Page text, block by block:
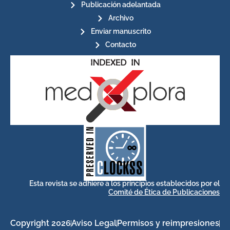
Publicación adelantada
Archivo
Enviar manuscrito
Contacto
CLOCKSS is a dak archive that
ensures the long-term survival
of web-based scholary
publications, governed by and
for its stakeholders.
Esta revista se adhiere a los principios establecidos por el
Comité de Ética de Publicaciones
Copyright 2026Aviso Legal Permisos y reimpresiones